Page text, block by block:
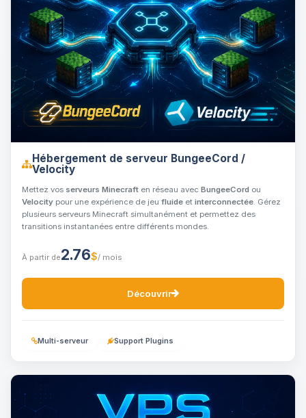
Hébergement de serveur BungeeCord /
Velocity
Mettez vos serveurs Minecraft en réseau avec BungeeCord ou
Velocity pour une expérience de jeu fluide et interconnectée. Gérez
plusieurs serveurs Minecraft simultanément et permettez des
transitions instantanées entre différents mondes.
À partir de2.76$/ mois
Découvrir
Multi-serveur Support Plugins